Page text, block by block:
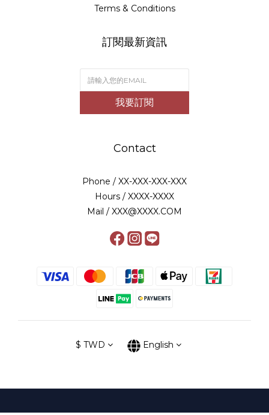
Terms & Conditions
訂閱最新資訊
我要訂閱
Contact
Phone / XX-XXX-XXX-XXX
Hours / XXXX-XXXX
Mail / XXX@XXXX.COM
$ TWD English